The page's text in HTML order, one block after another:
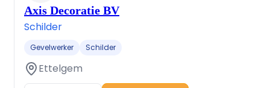
Axis Decoratie BV
Schilder
Gevelwerker Schilder
Ettelgem